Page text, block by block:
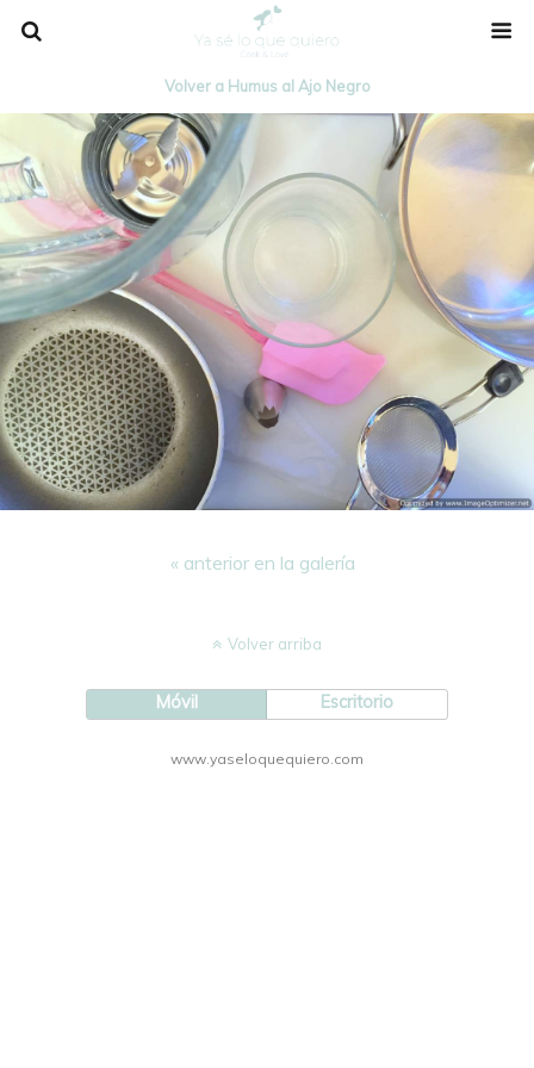
Volver a Humus al Ajo Negro
« anterior en la galería
Volver arriba
Móvil Escritorio
www.yaseloquequiero.com